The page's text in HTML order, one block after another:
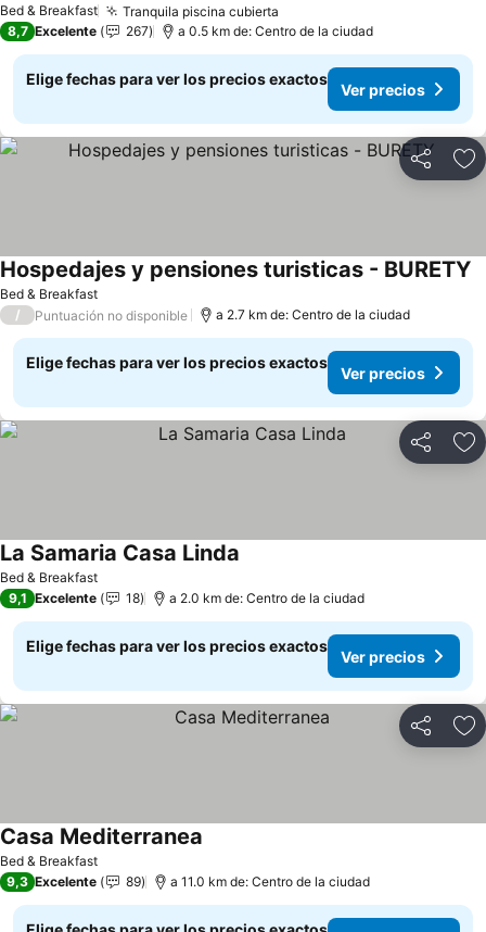
Bed & Breakfast Tranquila piscina cubierta
8,7 Excelente 267 a 0.5 km de: Centro de la ciudad
Elige fechas para ver los precios exactos
Ver precios
Compartir
Bed & Breakfast
Hospedajes y pensiones turisticas - BURETY
/ Puntuación no disponible a 2.7 km de: Centro de la ciudad
Elige fechas para ver los precios exactos
Ver precios
Compartir
Bed & Breakfast
La Samaria Casa Linda
9,1 Excelente 18 a 2.0 km de: Centro de la ciudad
Elige fechas para ver los precios exactos
Ver precios
Compartir
Bed & Breakfast
Casa Mediterranea
9,3 Excelente 89 a 11.0 km de: Centro de la ciudad